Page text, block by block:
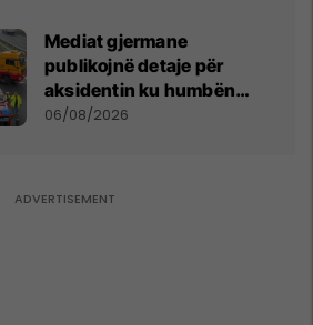
Mediat gjermane
publikojnë detaje për
aksidentin ku humbën
jetën tre mërgimtarë nga
06/08/2026